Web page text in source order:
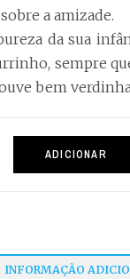
a amizade.
da sua
sempre
bem
ADICIONAR
INFORMAÇÃO